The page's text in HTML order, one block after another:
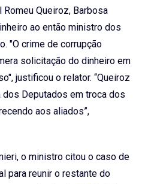
Queiroz, Barbosa
ao então ministro dos
"O crime de corrupção
solicitação do dinheiro em
justificou o relator. “Queiroz
dos Deputados em troca dos
aos aliados”,
o ministro citou o caso de
para reunir o restante do